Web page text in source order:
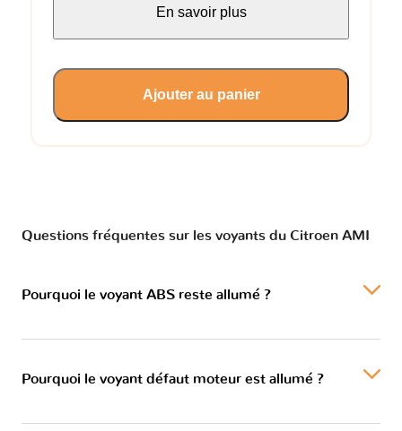
En savoir plus
Ajouter au panier
Questions fréquentes sur les voyants du Citroen AMI
Pourquoi le voyant ABS reste allumé ?
Pourquoi le voyant défaut moteur est allumé ?